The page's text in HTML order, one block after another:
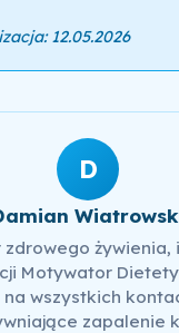
12.05.2026
D
żywienia,
Motywator
na wszystkich
zapalenie